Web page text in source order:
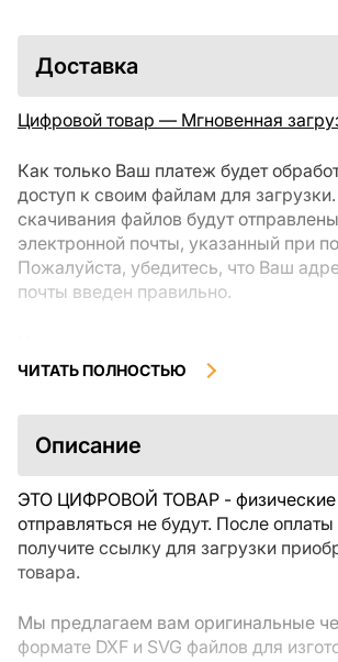
Доставка
Цифровой товар — Мгновенная
Как только Ваш платеж будет
доступ к своим файлам для
скачивания файлов будут
электронной почты, указанный при
Пожалуйста, убедитесь, что Ваш
почты введен правильно.
загрузки, не подлежат возврату или
ознакомиться с описанием товара и
интересующие Вас вопросы перед
свяжитесь с продавцом напрямую.
ЧИТАТЬ ПОЛНОСТЬЮ
Описание
ЭТО ЦИФРОВОЙ ТОВАР - физические
отправляться не будут. После
получите ссылку для загрузки
товара.
Мы предлагаем вам оригинальные
формате DXF и SVG файлов для